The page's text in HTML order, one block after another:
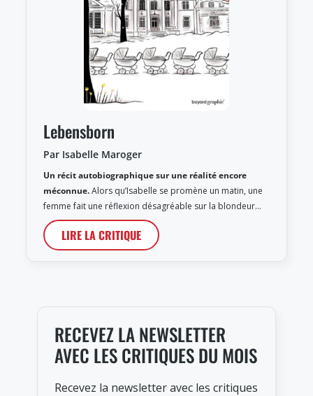
Lebensborn
Par Isabelle Maroger
Un récit autobiographique sur une réalité encore
méconnue.Alors qu’Isabelle se promène un matin, une
femme fait une réflexion désagréable sur la blondeur…
LIRE LA CRITIQUE
RECEVEZ LA NEWSLETTER
AVEC LES CRITIQUES DU MOIS
Recevez la newsletter avec les critiques